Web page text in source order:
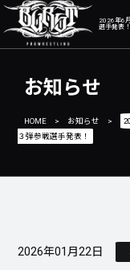
2026年6
選手発表
お知らせ
HOME > お知らせ >
３弾参戦選手発表！
2026年01月22日